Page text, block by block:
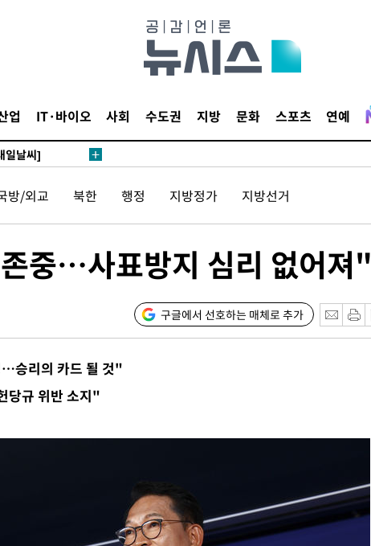
업 IT·바이오 사회 수도권 지방 문화 스포츠 연예
경계태세 강
성
재개
에 '충격·당황'
'40도'
감
흔적 포착
달라하라 격파
꺾인다"
대 위협"
방/외교 북한 행정 지방정가 지방선거
중…사표방지 심리 없어져"
구글에서 선호하는 매체로 추가
…승리의 카드 될 것"
당규 위반 소지"